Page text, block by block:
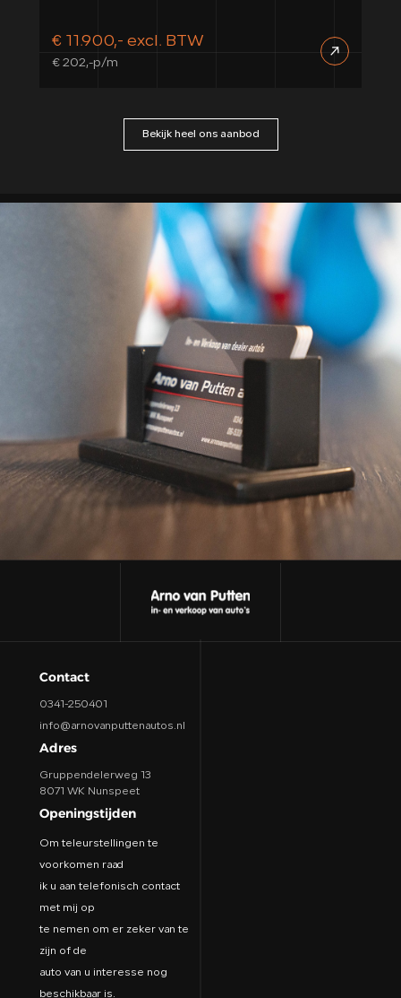
€ 11.900,- excl. BTW
€ 202,-p/m
Bekijk heel ons aanbod
Contact
0341-250401
info@arnovanputtenautos.nl
Adres
Gruppendelerweg 13
8071 WK Nunspeet
Openingstijden
Om teleurstellingen te
voorkomen raad
ik u aan telefonisch contact
met mij op
te nemen om er zeker van te
zijn of de
auto van u interesse nog
beschikbaar is.